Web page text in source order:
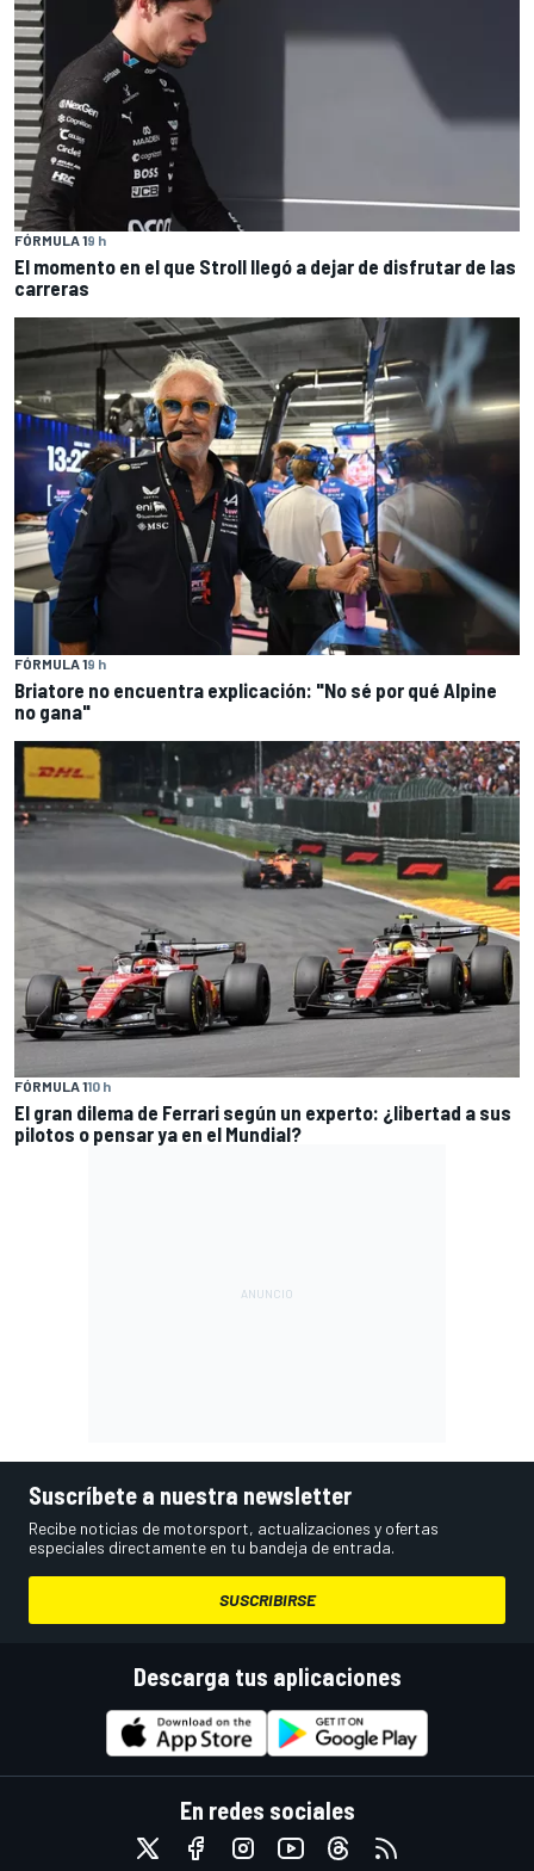
FÓRMULA 19 h
El momento en el que Stroll llegó a dejar de disfrutar de las
carreras
FÓRMULA 19 h
Briatore no encuentra explicación: "No sé por qué Alpine
no gana"
FÓRMULA 110 h
El gran dilema de Ferrari según un experto: ¿libertad a sus
pilotos o pensar ya en el Mundial?
Suscríbete a nuestra newsletter
Recibe noticias de motorsport, actualizaciones y ofertas
especiales directamente en tu bandeja de entrada.
SUSCRIBIRSE
Descarga tus aplicaciones
En redes sociales